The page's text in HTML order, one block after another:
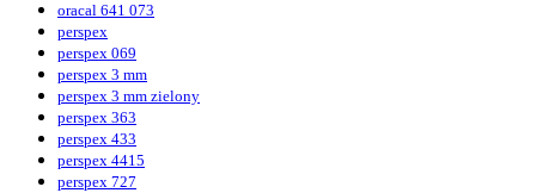
oracal 641 073
perspex
perspex 069
perspex 3 mm
perspex 3 mm zielony
perspex 363
perspex 433
perspex 4415
perspex 727